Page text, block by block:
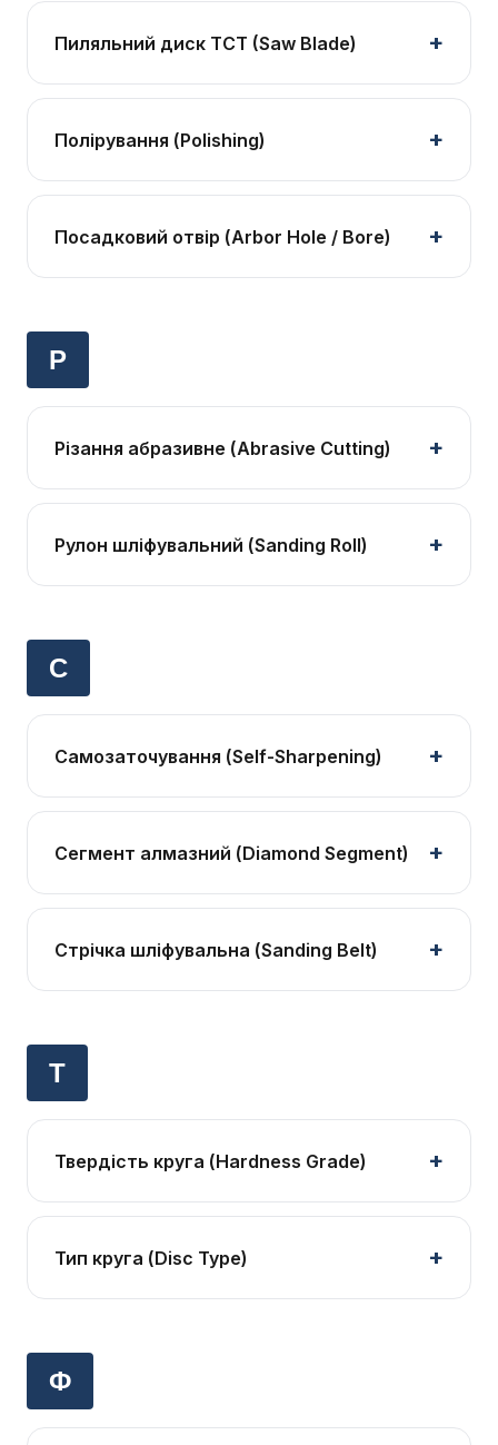
Пиляльний диск TCT (Saw Blade)
Полірування (Polishing)
Посадковий отвір (Arbor Hole / Bore)
Р
Різання абразивне (Abrasive Cutting)
Рулон шліфувальний (Sanding Roll)
С
Самозаточування (Self-Sharpening)
Сегмент алмазний (Diamond Segment)
Стрічка шліфувальна (Sanding Belt)
Т
Твердість круга (Hardness Grade)
Тип круга (Disc Type)
Ф